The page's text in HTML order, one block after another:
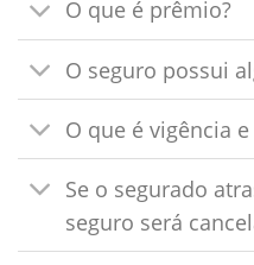
O que é prêmio?
O seguro possui
O que é vigência
Se o segurado
seguro será